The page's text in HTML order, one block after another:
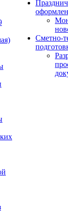
Сметно-